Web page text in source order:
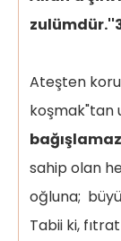
Ateşten
koşmak"tan
sahip olan
oğluna;
Tabii ki,